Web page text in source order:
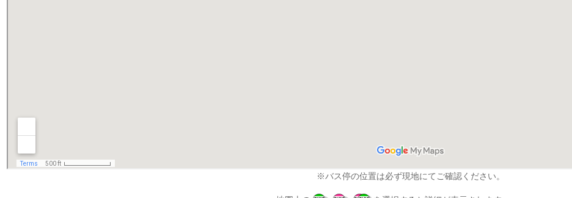
※バス停の位置は必ず現地にてご確認ください。